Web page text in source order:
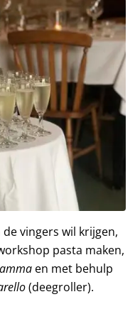
vingers wil krijgen,
pasta maken,
en met behulp
(deegroller).